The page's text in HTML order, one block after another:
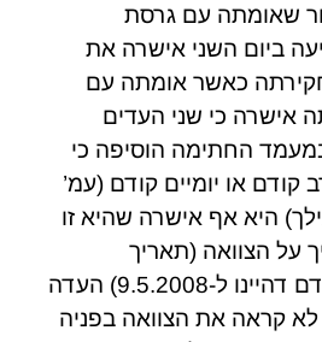
שאומתה עם גרסת
ביום השני אישרה את
כאשר אומתה עם
אישרה כי שני העדים
החתימה הוסיפה כי
או יומיים קודם (עמ’
שורות 4 ואילך) היא אף אישרה שהיא זו
על הצוואה (תאריך
המתייחס ליום הקודם דהיינו ל-9.5.2008) העדה
קראה את הצוואה בפניה